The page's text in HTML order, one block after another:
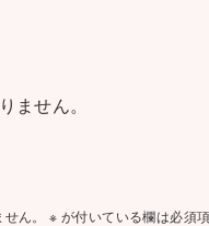
ません。
ん。 ※ が付いている欄は必須